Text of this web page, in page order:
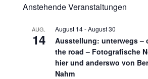
Anstehende Veranstaltungen
AUG.
14
August 14-August 30
Ausstellung: unterwegs –
the road – Fotografische
hier und anderswo von
Nahm